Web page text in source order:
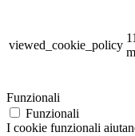
viewed_cookie_policy
Funzionali
Funzionali
I cookie funzionali